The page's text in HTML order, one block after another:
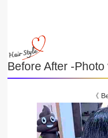
Before After -Photo
《